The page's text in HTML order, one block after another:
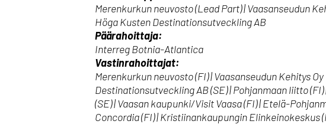
Merenkurkun neuvosto (Lead Part) | Vaasanseudun
Höga Kusten Destinationsutveckling AB
Päärahoittaja:
Interreg Botnia-Atlantica
Vastinrahoittajat:
Merenkurkun neuvosto (FI) | Vaasanseudun Kehitys
Destinationsutveckling AB (SE) | Pohjanmaan liitto
(SE) | Vaasan kaupunki/Visit Vaasa (FI) | Etelä-
Concordia (FI) | Kristiinankaupungin Elinkeinokeskus